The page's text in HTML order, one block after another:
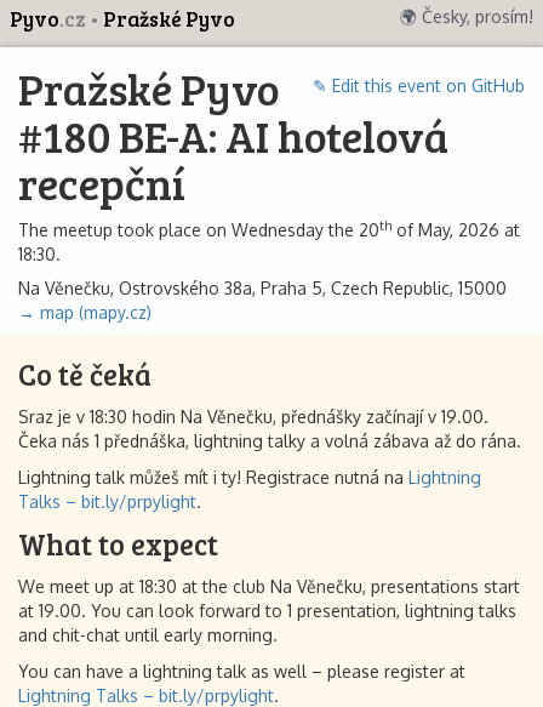
Pyvo.cz Pražské Pyvo 🌍 Česky, prosím!
✎ Edit this event on GitHub
Pražské Pyvo
#180 BE-A: AI hotelová
recepční
The meetup took place on Wednesday the 20th of May, 2026 at
18:30.
Na Věnečku, Ostrovského 38a, Praha 5, Czech Republic, 15000
→ map (mapy.cz)
Co tě čeká
Sraz je v 18:30 hodin Na Věnečku, přednášky začínají v 19.00.
Čeka nás 1 přednáška, lightning talky a volná zábava až do rána.
Lightning talk můžeš mít i ty! Registrace nutná na Lightning
Talks – bit.ly/prpylight.
What to expect
We meet up at 18:30 at the club Na Věnečku, presentations start
at 19.00. You can look forward to 1 presentation, lightning talks
and chit-chat until early morning.
You can have a lightning talk as well – please register at
Lightning Talks – bit.ly/prpylight.